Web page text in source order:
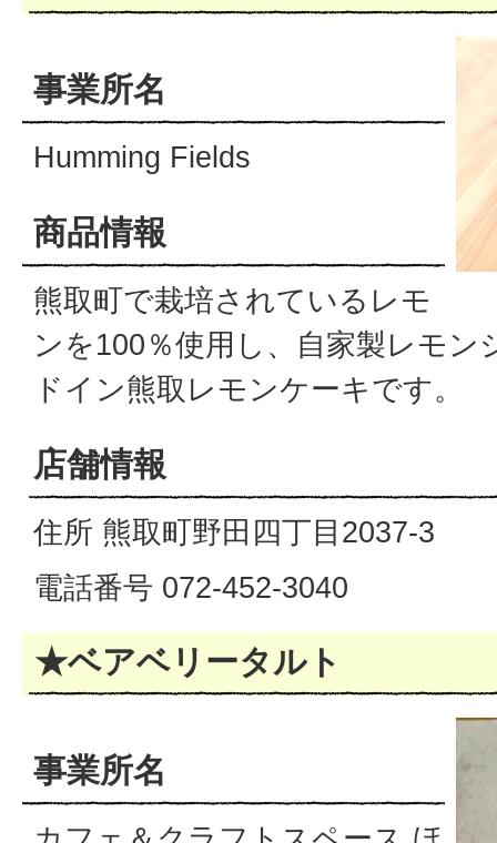
事業所名
Humming Fields
商品情報
熊取町で栽培されているレモ
ンを100％使用し、自家製レモン
ドイン熊取レモンケーキです。
店舗情報
住所 熊取町野田四丁目2037-3
電話番号 072-452-3040
★ベアベリータルト
事業所名